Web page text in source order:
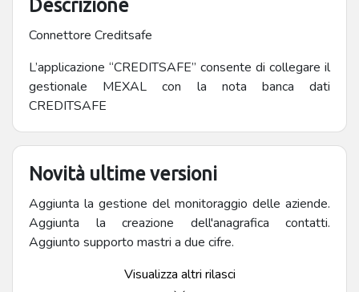
Descrizione
Connettore Creditsafe
L’applicazione “CREDITSAFE” consente di collegare il
gestionale MEXAL con la nota banca dati
CREDITSAFE
Novità ultime versioni
Aggiunta la gestione del monitoraggio delle aziende.
Aggiunta la creazione dell'anagrafica contatti.
Aggiunto supporto mastri a due cifre.
Visualizza altri rilasci